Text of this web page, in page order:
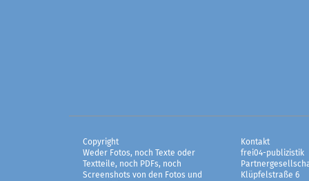
Copyright
Weder Fotos, noch Texte oder
Textteile, noch PDFs, noch
Screenshots von den Fotos und
Kontakt
frei04-publizistik
Klüpfelstraße 6